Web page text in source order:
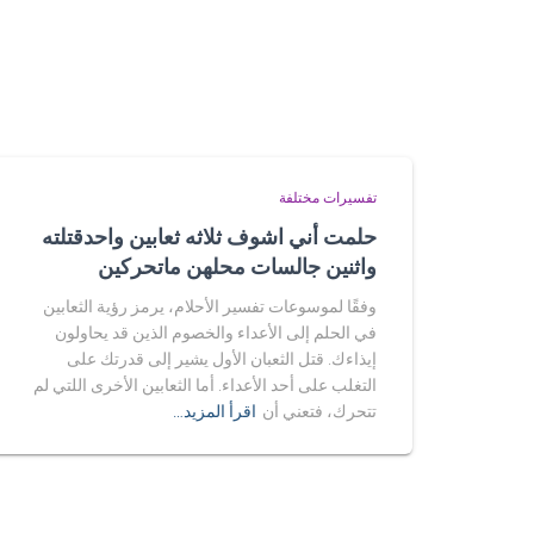
تفسيرات مختلفة
حلمت أني اشوف ثلاثه ثعابين واحدقتلته
واثنين جالسات محلهن ماتحركين
وفقًا لموسوعات تفسير الأحلام، يرمز رؤية الثعابين
في الحلم إلى الأعداء والخصوم الذين قد يحاولون
إيذاءك. قتل الثعبان الأول يشير إلى قدرتك على
التغلب على أحد الأعداء. أما الثعابين الأخرى اللتي لم
تتحرك، فتعني أن اقرأ المزيد…